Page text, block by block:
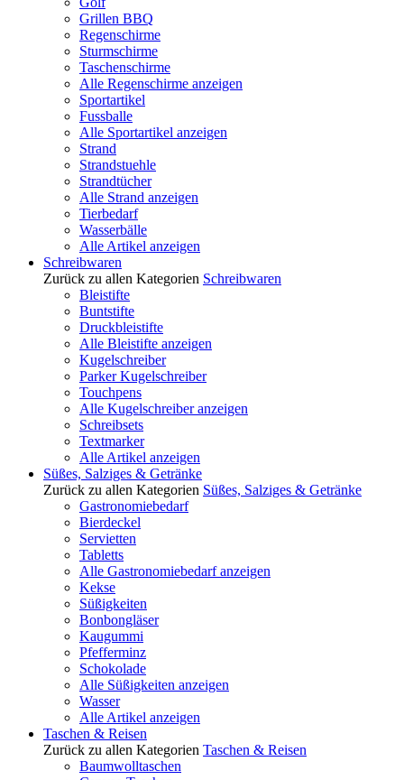
Grillen BBQ
Regenschirme
Sturmschirme
Taschenschirme
Alle Regenschirme anzeigen
Sportartikel
Fussballe
Alle Sportartikel anzeigen
Strand
Strandstuehle
Strandtücher
Alle Strand anzeigen
Tierbedarf
Wasserbälle
Alle Artikel anzeigen
Schreibwaren
Zurück zu allen Kategorien Schreibwaren
Bleistifte
Buntstifte
Druckbleistifte
Alle Bleistifte anzeigen
Kugelschreiber
Parker Kugelschreiber
Touchpens
Alle Kugelschreiber anzeigen
Schreibsets
Textmarker
Alle Artikel anzeigen
Süßes, Salziges & Getränke
Zurück zu allen Kategorien Süßes, Salziges & Getränke
Gastronomiebedarf
Bierdeckel
Servietten
Tabletts
Alle Gastronomiebedarf anzeigen
Kekse
Süßigkeiten
Bonbongläser
Kaugummi
Pfefferminz
Schokolade
Alle Süßigkeiten anzeigen
Wasser
Alle Artikel anzeigen
Taschen & Reisen
Zurück zu allen Kategorien Taschen & Reisen
Baumwolltaschen